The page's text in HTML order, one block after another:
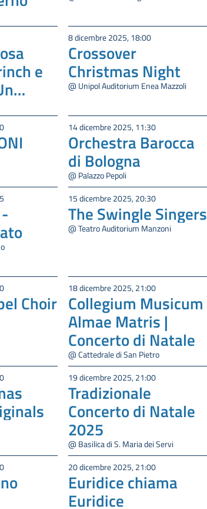
e
8 dicembre 2025, 18:00
Crossover
Christmas Night
@ Unipol Auditorium Enea Mazzoli
14 dicembre 2025, 11:30
Orchestra Barocca
di Bologna
@ Palazzo Pepoli
15 dicembre 2025, 20:30
The Swingle Singers
@ Teatro Auditorium Manzoni
Choir
18 dicembre 2025, 21:00
Collegium Musicum
Almae Matris |
Concerto di Natale
@ Cattedrale di San Pietro
19 dicembre 2025, 21:00
Tradizionale
Concerto di Natale
2025
@ Basilica di S. Maria dei Servi
20 dicembre 2025, 21:00
Euridice chiama
Euridice